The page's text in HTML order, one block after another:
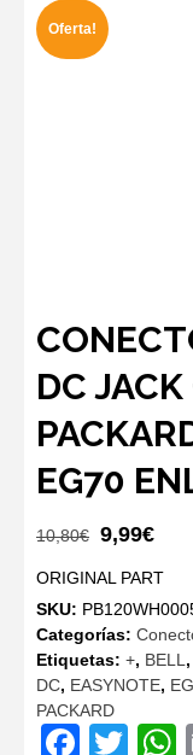
Oferta!
DC
EG70
10,80€ El
original
era:
10,80€.
9,99€
es:
ORIGINAL PART
SKU:
Categorías:
Etiquetas: +, BELL ,
DC, EASYNOTE,
PACKARD